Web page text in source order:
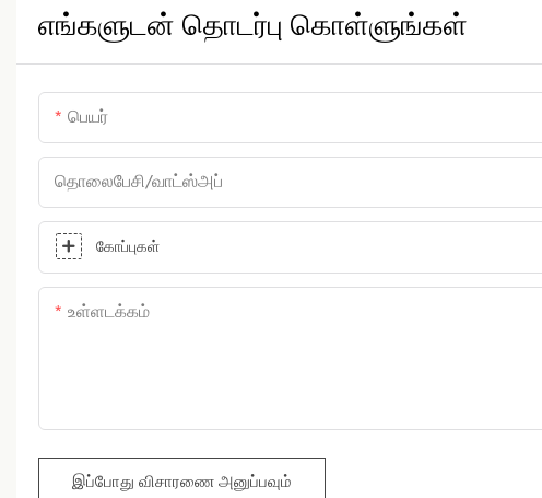
எங்களுடன் தொடர்பு கொள்ளுங்கள்
பெயர்
தொலைபேசி/வாட்ஸ்அப்
கோப்புகள்
உள்ளடக்கம்
இப்போது விசாரணை அனுப்பவும்